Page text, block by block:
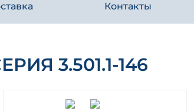
Контакты
3.501.1-146